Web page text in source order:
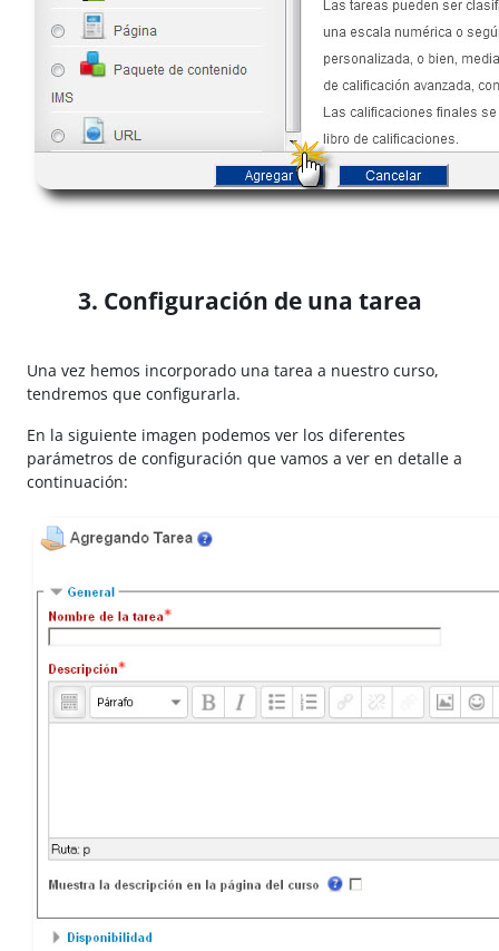
3. Configuración de una tarea
Una vez hemos incorporado una tarea a nuestro curso,
tendremos que configurarla.
En la siguiente imagen podemos ver los diferentes
parámetros de configuración que vamos a ver en detalle a
continuación: